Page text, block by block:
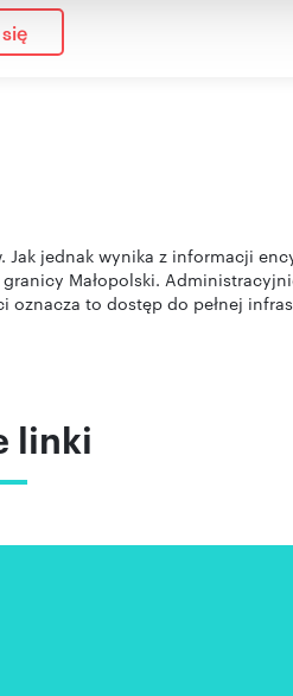
jednak wynika z informacji
Małopolski.
to dostęp do pełnej
linki